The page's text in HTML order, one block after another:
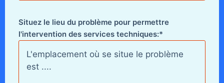
Situez le lieu du problème pour permettre
l'intervention des services techniques:*